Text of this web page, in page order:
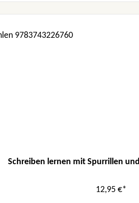
Schreiben lernen mit Spurrillen
12,95 €*